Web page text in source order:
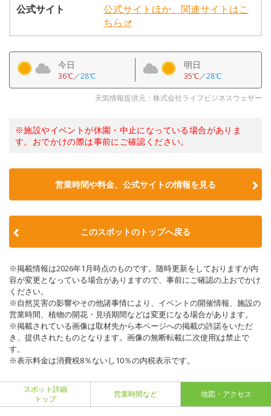
公式サイト
公式サイトほか、関連サイトはこ
ちら
今日
36℃／28℃
明日
35℃／28℃
天気情報提供元：株式会社ライフビジネスウェザー
※施設やイベントが休園・中止になっている場合がありま
す。おでかけの際は事前にご確認ください。
営業時間や料金、公式サイトの情報を見る
このスポットのトップへ戻る
※掲載情報は2026年1月時点のものです。随時更新をしておりますが内
容が変更となっている場合がありますので、事前にご確認の上おでかけ
ください。
※自然災害の影響やその他諸事情により、イベントの開催情報、施設の
営業時間、植物の開花・見頃期間などは変更になる場合があります。
※掲載されている画像は取材先から本ページへの掲載の許諾をいただ
き、提供されたものとなります。画像の無断転載(二次使用)は禁止で
す。
※表示料金は消費税8％ないし10％の内税表示です。
スポット詳細
トップ
営業時間など 地図・アクセス